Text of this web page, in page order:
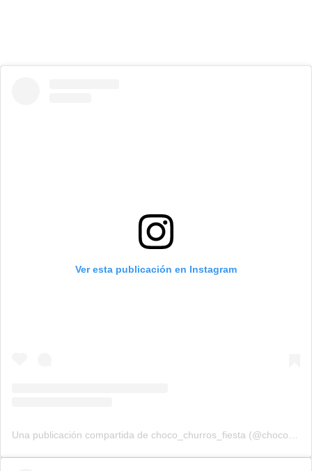
Ver esta publicación en Instagram
Una publicación compartida de choco_churros_fiesta (@choco_churros_fiesta)